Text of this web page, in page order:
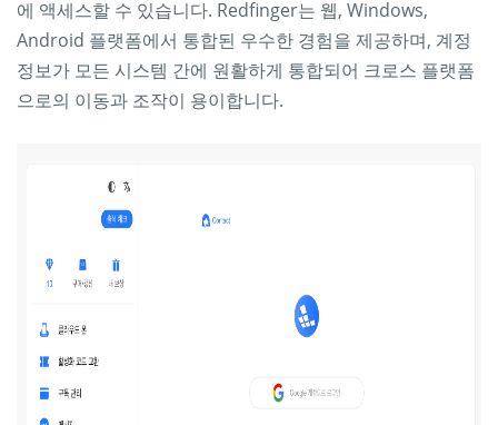
에 액세스할 수 있습니다. Redfinger는 웹, Windows,
Android 플랫폼에서 통합된 우수한 경험을 제공하며, 계정
정보가 모든 시스템 간에 원활하게 통합되어 크로스 플랫폼
으로의 이동과 조작이 용이합니다.